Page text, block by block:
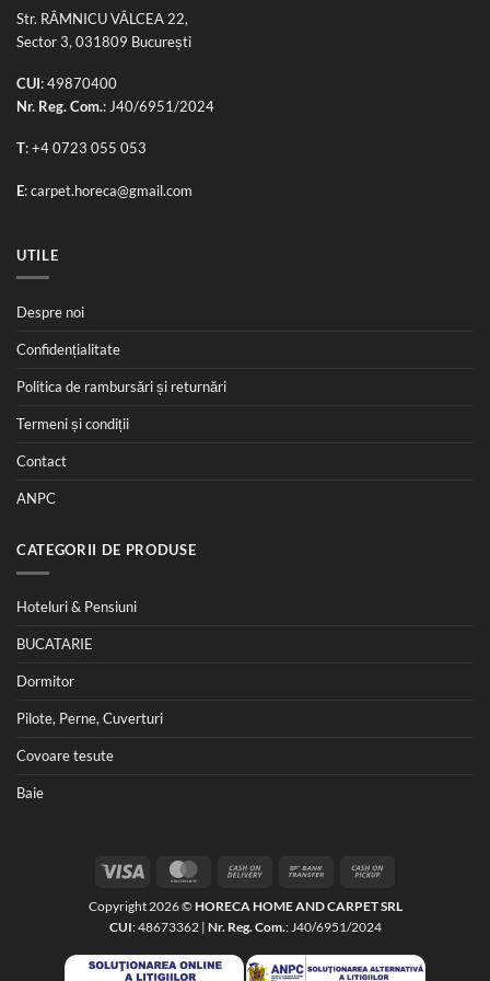
Str. RÂMNICU VÂLCEA 22,
Sector 3, 031809 București
CUI: 49870400
Nr. Reg. Com.: J40/6951/2024
T:+4 0723 055 053
E:carpet.horeca@gmail.com
UTILE
Despre noi
Confidențialitate
Politica de rambursări și returnări
Termeni și condiții
Contact
ANPC
CATEGORII DE PRODUSE
Hoteluri & Pensiuni
BUCATARIE
Dormitor
Pilote, Perne, Cuverturi
Covoare tesute
Baie
MasterCard Cash
Delivery
Bank
Pickup
Copyright 2026 © HORECA HOME AND CARPET SRL
CUI: 48673362 | Nr. Reg. Com.: J40/6951/2024